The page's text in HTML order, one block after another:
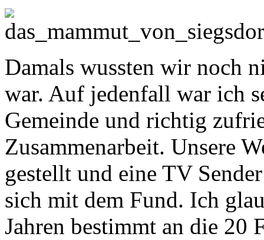
Damals wussten wir noch
war. Auf jedenfall war ich
Gemeinde und richtig
Zusammenarbeit. Unsere
gestellt und eine TV
sich mit dem Fund. Ich
Jahren bestimmt an die 20